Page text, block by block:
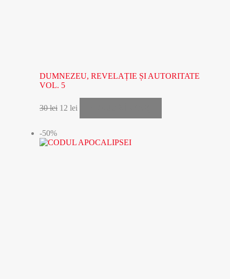
DUMNEZEU, REVELAȚIE ȘI AUTORITATE
VOL. 5
30lei 12 lei
-50%